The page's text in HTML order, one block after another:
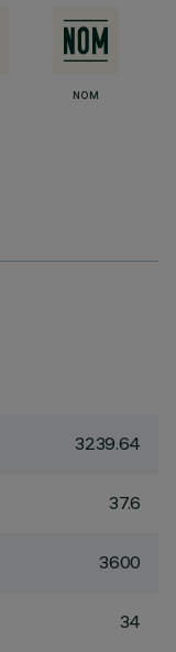
NOM
3239.64
37.6
3600
34